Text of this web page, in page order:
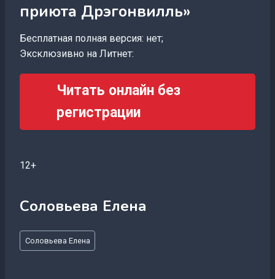
приюта Дрэгонвилль»
Бесплатная полная версия: нет;
Эксклюзивно на Литнет:
Читать онлайн без
регистрации
12+
Соловьева Елена
Метки
записи:
Соловьева Елена